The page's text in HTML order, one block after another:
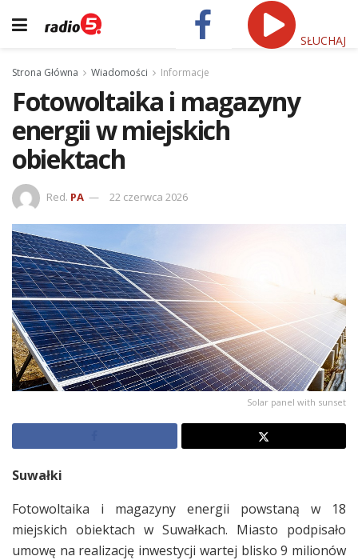
SŁUCHAJ
Strona Główna Wiadomości Informacje
Fotowoltaika i magazyny
energii w miejskich
obiektach
Red. PA 22 czerwca 2026
Solar panel with sunset
Suwałki
Fotowoltaika i magazyny energii powstaną w 18
miejskich obiektach w Suwałkach. Miasto podpisało
umowę na realizację inwestycji wartej blisko 9 milionów